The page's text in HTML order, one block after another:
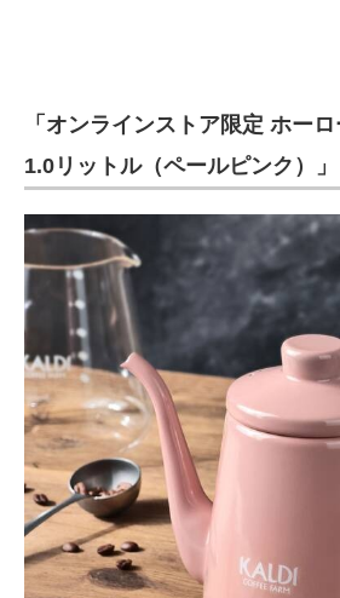
建設×テクノロジーの最前線
ちょっと気になるネットの話題
「オンラインストア限定 ホー
1.0リットル（ペールピンク）」